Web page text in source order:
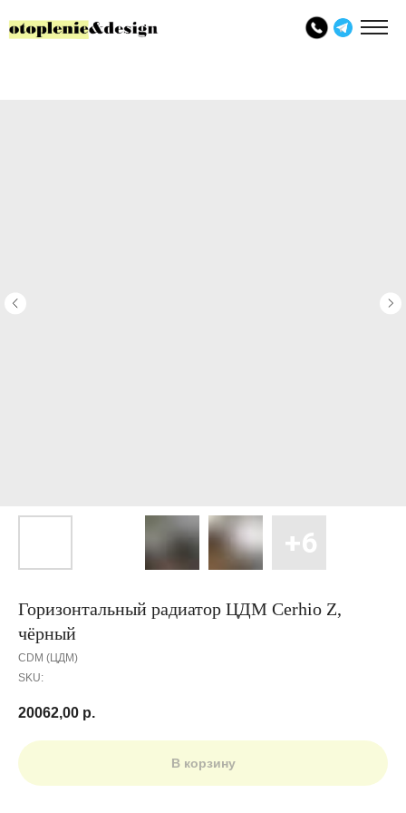
Горизонтальный радиатор ЦДМ Cerhio Z,
чёрный
CDM (ЦДМ)
SKU:
20062,00 р.
В корзину